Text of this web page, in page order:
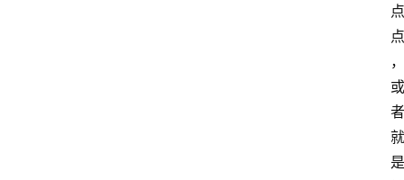
点
点
，
或
者
就
是